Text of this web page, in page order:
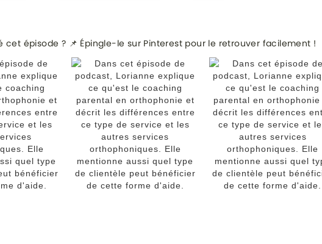
cet épisode ? 📌 Épingle-le sur Pinterest pour le retrouver facilement !